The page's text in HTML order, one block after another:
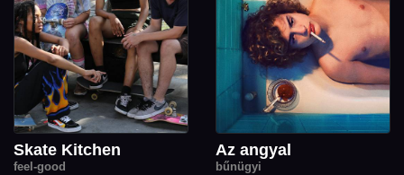
Skate Kitchen
feel-good
Az angyal
bűnügyi